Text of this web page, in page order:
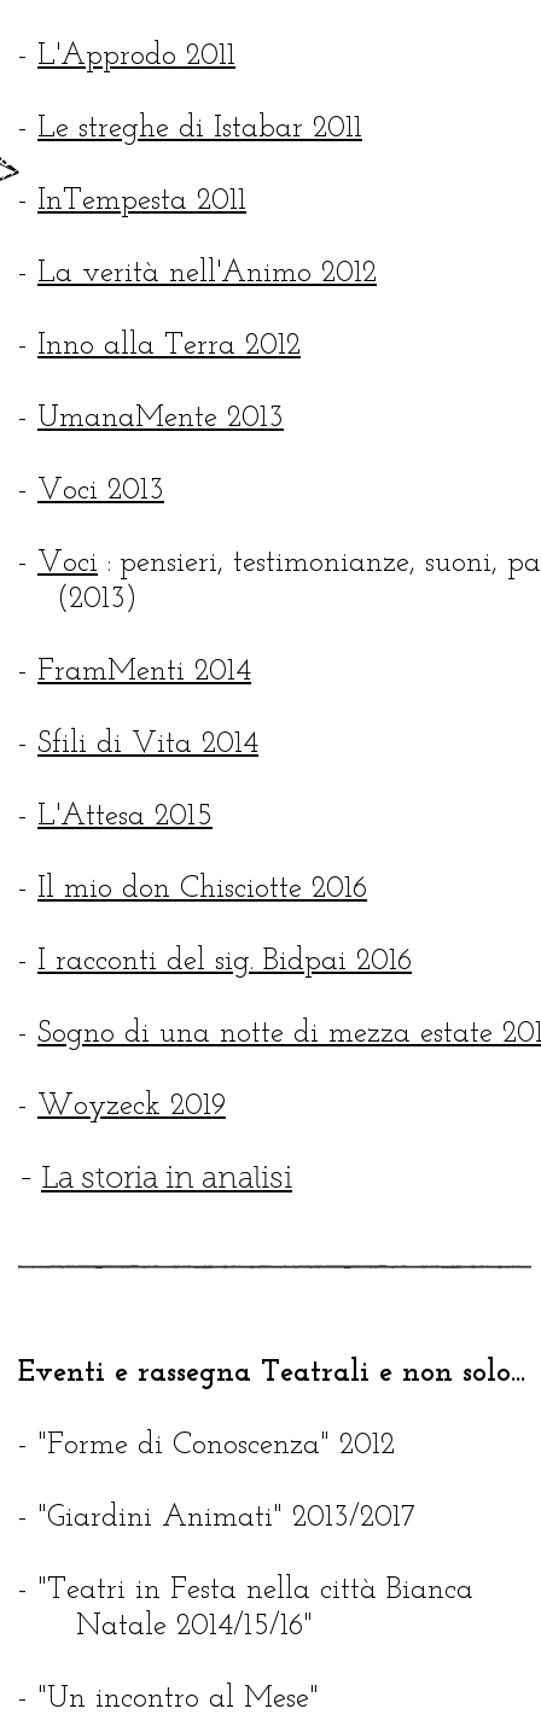
- L'Approdo 2011
- Le streghe di Istabar 2011
- InTempesta 2011
- La verità nell'Animo 2012
- Inno alla Terra 2012
- UmanaMente 2013
- Voci 2013
- Voci : pensieri, testimonianze, suoni,
(2013)
- FramMenti 2014
- Sfili di Vita 2014
- L'Attesa 2015
- Il mio don Chisciotte 2016
- I racconti del sig. Bidpai 2016
- Sogno di una notte di mezza estate
- Woyzeck 2019
- La storia in analisi
Eventi e rassegna Teatrali e non solo...
- "Forme di Conoscenza" 2012
- "Giardini Animati" 2013/2017
- "Teatri in Festa nella città Bianca
Natale 2014/15/16"
- "Un incontro al Mese"